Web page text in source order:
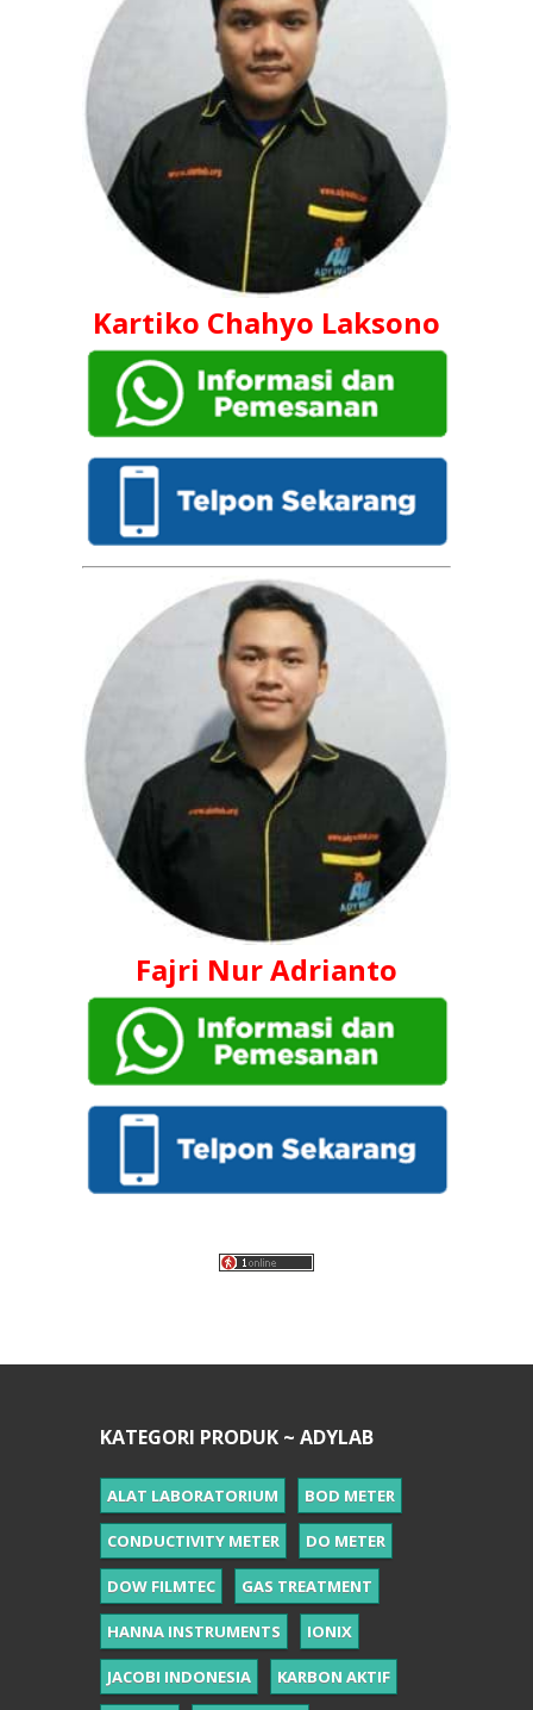
Kartiko Chahyo Laksono
Fajri Nur Adrianto
KATEGORI PRODUK ~ ADYLAB
ALAT LABORATORIUM BOD METER
CONDUCTIVITY METER DO METER
DOW FILMTEC GAS TREATMENT
HANNA INSTRUMENTS IONIX
JACOBI INDONESIA KARBON AKTIF